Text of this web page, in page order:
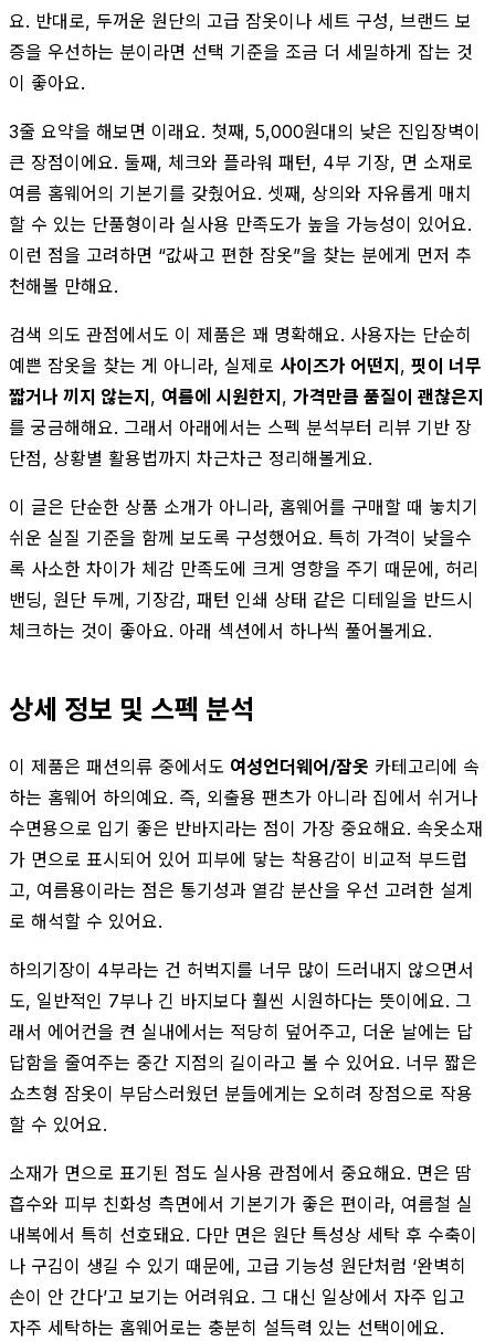
요. 반대로, 두꺼운 원단의 고급 잠옷이나 세트 구성, 브랜드 보
증을 우선하는 분이라면 선택 기준을 조금 더 세밀하게 잡는 것
이 좋아요.
3줄 요약을 해보면 이래요. 첫째, 5,000원대의 낮은 진입장벽이
큰 장점이에요. 둘째, 체크와 플라워 패턴, 4부 기장, 면 소재로
여름 홈웨어의 기본기를 갖췄어요. 셋째, 상의와 자유롭게 매치
할 수 있는 단품형이라 실사용 만족도가 높을 가능성이 있어요.
이런 점을 고려하면 “값싸고 편한 잠옷”을 찾는 분에게 먼저 추
천해볼 만해요.
검색 의도 관점에서도 이 제품은 꽤 명확해요. 사용자는 단순히
예쁜 잠옷을 찾는 게 아니라, 실제로 사이즈가 어떤지, 핏이 너무
짧거나 끼지 않는지, 여름에 시원한지, 가격만큼 품질이 괜찮은지
를 궁금해해요. 그래서 아래에서는 스펙 분석부터 리뷰 기반 장
단점, 상황별 활용법까지 차근차근 정리해볼게요.
이 글은 단순한 상품 소개가 아니라, 홈웨어를 구매할 때 놓치기
쉬운 실질 기준을 함께 보도록 구성했어요. 특히 가격이 낮을수
록 사소한 차이가 체감 만족도에 크게 영향을 주기 때문에, 허리
밴딩, 원단 두께, 기장감, 패턴 인쇄 상태 같은 디테일을 반드시
체크하는 것이 좋아요. 아래 섹션에서 하나씩 풀어볼게요.
상세 정보 및 스펙 분석
이 제품은 패션의류 중에서도 여성언더웨어/잠옷 카테고리에 속
하는 홈웨어 하의예요. 즉, 외출용 팬츠가 아니라 집에서 쉬거나
수면용으로 입기 좋은 반바지라는 점이 가장 중요해요. 속옷소재
가 면으로 표시되어 있어 피부에 닿는 착용감이 비교적 부드럽
고, 여름용이라는 점은 통기성과 열감 분산을 우선 고려한 설계
로 해석할 수 있어요.
하의기장이 4부라는 건 허벅지를 너무 많이 드러내지 않으면서
도, 일반적인 7부나 긴 바지보다 훨씬 시원하다는 뜻이에요. 그
래서 에어컨을 켠 실내에서는 적당히 덮어주고, 더운 날에는 답
답함을 줄여주는 중간 지점의 길이라고 볼 수 있어요. 너무 짧은
쇼츠형 잠옷이 부담스러웠던 분들에게는 오히려 장점으로 작용
할 수 있어요.
소재가 면으로 표기된 점도 실사용 관점에서 중요해요. 면은 땀
흡수와 피부 친화성 측면에서 기본기가 좋은 편이라, 여름철 실
내복에서 특히 선호돼요. 다만 면은 원단 특성상 세탁 후 수축이
나 구김이 생길 수 있기 때문에, 고급 기능성 원단처럼 ‘완벽히
손이 안 간다’고 보기는 어려워요. 그 대신 일상에서 자주 입고
자주 세탁하는 홈웨어로는 충분히 설득력 있는 선택이에요.